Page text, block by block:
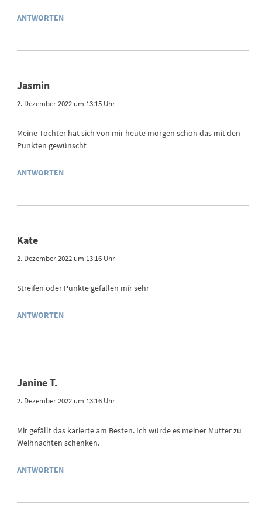
ANTWORTEN
Jasmin
2. Dezember 2022 um 13:15 Uhr
Meine Tochter hat sich von mir heute morgen schon das mit den
Punkten gewünscht
ANTWORTEN
Kate
2. Dezember 2022 um 13:16 Uhr
Streifen oder Punkte gefallen mir sehr
ANTWORTEN
Janine T.
2. Dezember 2022 um 13:16 Uhr
Mir gefällt das karierte am Besten. Ich würde es meiner Mutter zu
Weihnachten schenken.
ANTWORTEN